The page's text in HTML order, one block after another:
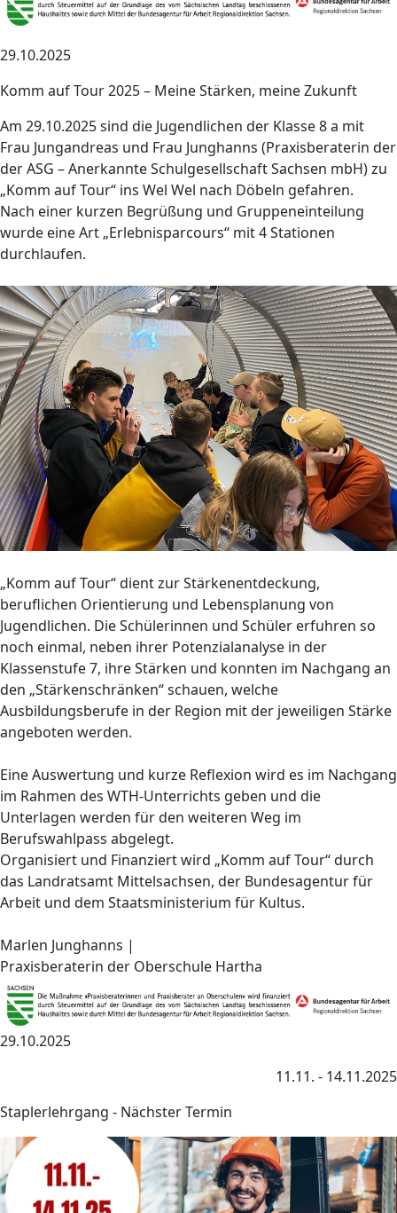
29.10.2025
Komm auf Tour 2025 – Meine Stärken, meine Zukunft
Am 29.10.2025 sind die Jugendlichen der Klasse 8 a mit
Frau Jungandreas und Frau Junghanns (Praxisberaterin der
der ASG – Anerkannte Schulgesellschaft Sachsen mbH) zu
„Komm auf Tour“ ins Wel Wel nach Döbeln gefahren.
Nach einer kurzen Begrüßung und Gruppeneinteilung
wurde eine Art „Erlebnisparcours“ mit 4 Stationen
durchlaufen.
„Komm auf Tour“ dient zur Stärkenentdeckung,
beruflichen Orientierung und Lebensplanung von
Jugendlichen. Die Schülerinnen und Schüler erfuhren so
noch einmal, neben ihrer Potenzialanalyse in der
Klassenstufe 7, ihre Stärken und konnten im Nachgang an
den „Stärkenschränken“ schauen, welche
Ausbildungsberufe in der Region mit der jeweiligen Stärke
angeboten werden.
Eine Auswertung und kurze Reflexion wird es im Nachgang
im Rahmen des WTH-Unterrichts geben und die
Unterlagen werden für den weiteren Weg im
Berufswahlpass abgelegt.
Organisiert und Finanziert wird „Komm auf Tour“ durch
das Landratsamt Mittelsachsen, der Bundesagentur für
Arbeit und dem Staatsministerium für Kultus.
Marlen Junghanns |
Praxisberaterin der Oberschule Hartha
29.10.2025
11.11. - 14.11.2025
Staplerlehrgang - Nächster Termin